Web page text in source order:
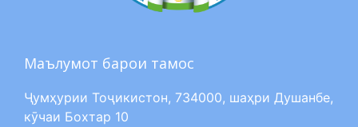
Маълумот барои тамос
Ҷумҳурии Тоҷикистон, 734000, шаҳри Душанбе,
кӯчаи Бохтар 10